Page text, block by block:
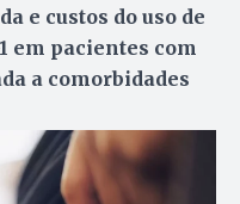
e custos do uso de
em pacientes com
a comorbidades